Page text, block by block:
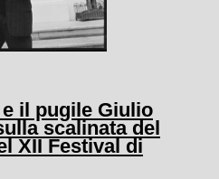
il pugile Giulio
scalinata del
XII Festival di